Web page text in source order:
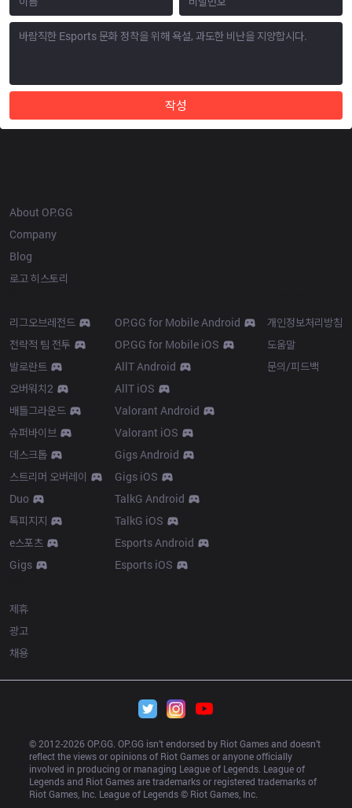
작성
About OP.GG
Company
Blog
로고 히스토리
리그오브레전드
전략적 팀 전투
발로란트
오버워치2
배틀그라운드
슈퍼바이브
데스크톱
스트리머 오버레이
Duo
톡피지지
e스포츠
Gigs
OP.GG for Mobile Android
OP.GG for Mobile iOS
AllT Android
AllT iOS
Valorant Android
Valorant iOS
Gigs Android
Gigs iOS
TalkG Android
TalkG iOS
Esports Android
Esports iOS
개인정보처리방침
도움말
문의/피드백
제휴
광고
채용
© 2012-2026 OP.GG. OP.GG isn’t endorsed by Riot Games and doesn’t
reflect the views or opinions of Riot Games or anyone officially
involved in producing or managing League of Legends. League of
Legends and Riot Games are trademarks or registered trademarks of
Riot Games, Inc. League of Legends © Riot Games, Inc.